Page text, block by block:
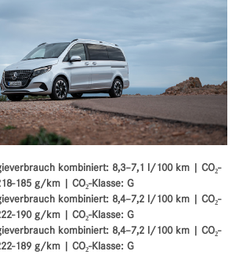
kombiniert: 8,3–7,1 l/100 km | CO₂-
185 g/km | CO₂-Klasse: G
kombiniert: 8,4–7,2 l/100 km | CO₂-
190 g/km | CO₂-Klasse: G
kombiniert: 8,4–7,2 l/100 km | CO₂-
189 g/km | CO₂-Klasse: G